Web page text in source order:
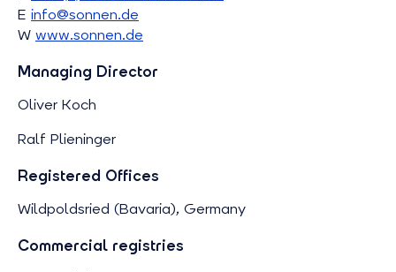
E info@sonnen.de
W www.sonnen.de
Managing Director
Oliver Koch
Ralf Plieninger
Registered Offices
Wildpoldsried (Bavaria), Germany
Commercial registries